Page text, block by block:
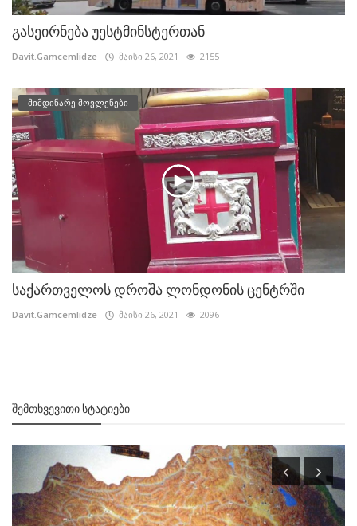
გასეირნება უესტმინსტერთან
Davit.Gamcemlidze მაისი 26, 2021 2155
მიმდინარე მოვლენები
საქართველოს დროშა ლონდონის ცენტრში
Davit.Gamcemlidze მაისი 26, 2021 2096
ᲨᲔᲛᲗᲮᲕᲔᲕᲘᲗᲘ ᲡᲢᲐᲢᲘᲔᲑᲘ